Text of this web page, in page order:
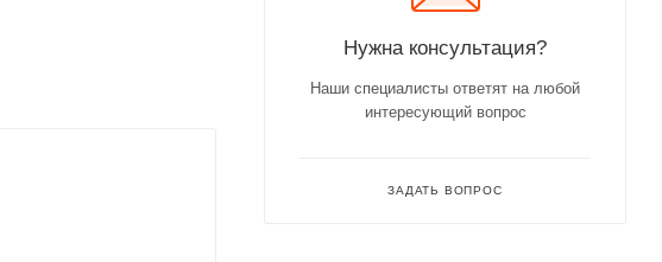
Нужна консультация?
Наши специалисты ответят на любой
интересующий вопрос
ЗАДАТЬ ВОПРОС